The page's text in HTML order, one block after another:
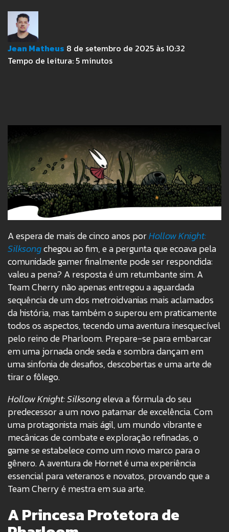
Jean Matheus 8 de setembro de 2025 às 10:32
Tempo de leitura: 5 minutos
A espera de mais de cinco anos porHollow Knight:
Silksongchegou ao fim, e a pergunta que ecoava pela
comunidade gamer finalmente pode ser respondida:
valeu a pena? A resposta é um retumbante sim. A
Team Cherry não apenas entregou a aguardada
sequência de um dos metroidvanias mais aclamados
da história, mas também o superou em praticamente
todos os aspectos, tecendo uma aventura inesquecível
pelo reino de Pharloom. Prepare-se para embarcar
em uma jornada onde seda e sombra dançam em
uma sinfonia de desafios, descobertas e uma arte de
tirar o fôlego.
Hollow Knight: Silksongeleva a fórmula do seu
predecessor a um novo patamar de excelência. Com
uma protagonista mais ágil, um mundo vibrante e
mecânicas de combate e exploração refinadas, o
game se estabelece como um novo marco para o
gênero. A aventura de Hornet é uma experiência
essencial para veteranos e novatos, provando que a
Team Cherry é mestra em sua arte.
A Princesa Protetora de